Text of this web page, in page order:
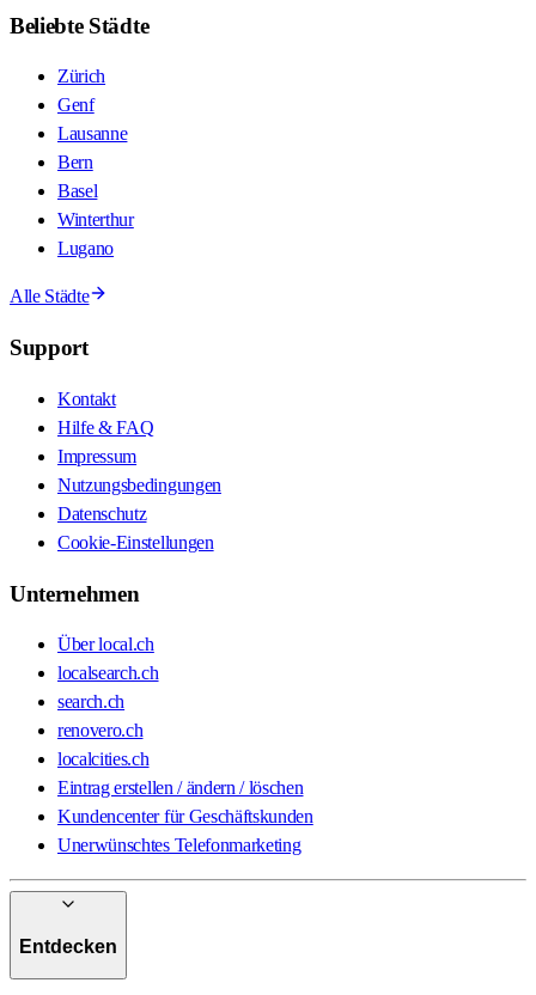
Beliebte Städte
Zürich
Genf
Lausanne
Bern
Basel
Winterthur
Lugano
Alle Städte
Support
Kontakt
Hilfe & FAQ
Impressum
Nutzungsbedingungen
Datenschutz
Cookie-Einstellungen
Unternehmen
Über local.ch
localsearch.ch
search.ch
renovero.ch
localcities.ch
Eintrag erstellen / ändern / löschen
Kundencenter für Geschäftskunden
Unerwünschtes Telefonmarketing
Entdecken